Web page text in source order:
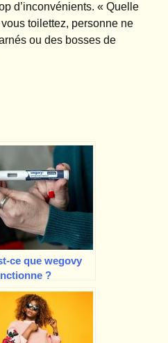
d’inconvénients. « Quelle
toilettez, personne ne
ou des bosses de
ce que wegovy
?
aide-t-il à
du poids ?